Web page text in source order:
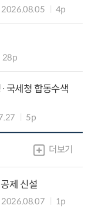
2026.08.05 4p
28p
국세청 합동수색
5p
더보기
제 신설
2026.08.07 1p